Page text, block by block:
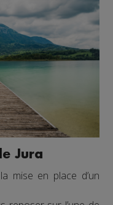
Jura
mise en place d’un